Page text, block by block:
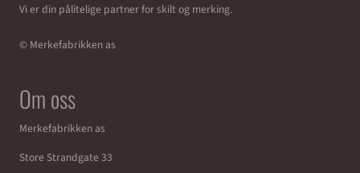
Vi er din pålitelige partner for skilt og merking.
© Merkefabrikken as
Om oss
Merkefabrikken as
Store Strandgate 33